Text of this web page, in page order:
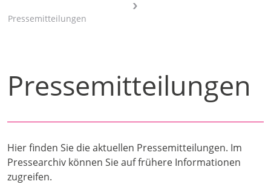
Pressemitteilungen
Pressemitteilungen
Hier finden Sie die aktuellen Pressemitteilungen. Im
Pressearchiv können Sie auf frühere Informationen
zugreifen.